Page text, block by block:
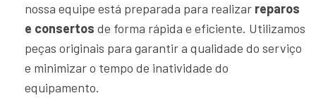
nossa equipe está preparada para realizar reparos
e consertos de forma rápida e eficiente. Utilizamos
peças originais para garantir a qualidade do serviço
e minimizar o tempo de inatividade do
equipamento.